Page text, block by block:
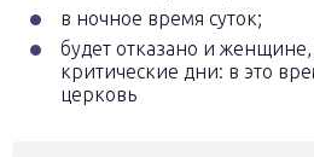
в ночное время суток;
будет отказано и
критические дни: в это
церковь